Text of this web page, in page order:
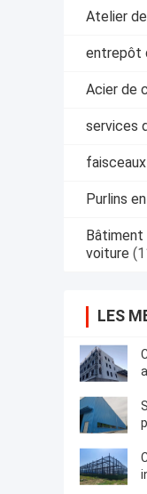
Atelier
entrepôt
Acier de
services
Purlins
voiture
LES